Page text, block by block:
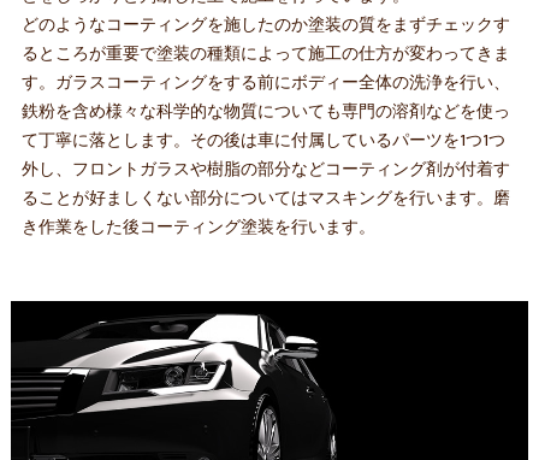
どのようなコーティングを施したのか塗装の質をまずチェックす
るところが重要で塗装の種類によって施工の仕方が変わってきま
す。ガラスコーティングをする前にボディー全体の洗浄を行い、
鉄粉を含め様々な科学的な物質についても専門の溶剤などを使っ
て丁寧に落とします。その後は車に付属しているパーツを1つ1つ
外し、フロントガラスや樹脂の部分などコーティング剤が付着す
ることが好ましくない部分についてはマスキングを行います。磨
き作業をした後コーティング塗装を行います。